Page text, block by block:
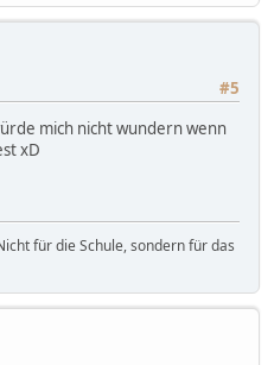
#5
mich nicht wundern wenn
xD
für die Schule, sondern für das